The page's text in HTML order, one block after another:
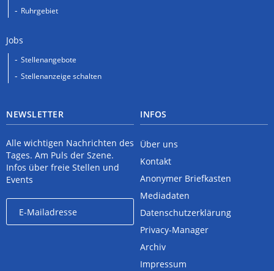
Ruhrgebiet
Jobs
Stellenangebote
Stellenanzeige schalten
NEWSLETTER
Alle wichtigen Nachrichten des
Tages. Am Puls der Szene.
Infos über freie Stellen und
Events
INFOS
Über uns
Kontakt
Anonymer Briefkasten
Mediadaten
Datenschutzerklärung
Privacy-Manager
Archiv
Impressum